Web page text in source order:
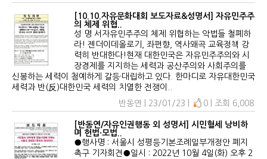
[10.10.자유문화대회 보도자료&성명서] 자유민주주
의 체제 위협..
성 명 서자유민주주의 체제 위협하는 악법들 철폐하
라! 젠더이데올로기, 좌편향, 역사왜곡 교육정책 강
력히 반대한다!현재 대한민국은 자유민주주의와 시
장경제를 지지하는 세력과 공산주의와 사회주의를
신봉하는 세력이 첨예하게 갈등·대립하고 있다. 한마디로 자유대한민국
세력과 반(反)대한민국 세력의 치열한 전쟁이..
반동연 | 23/01/23 |
0 | 조회 6,008
[반동연/자유인권행동 외 성명서] 시민혈세 낭비하
며 헌법·모법..
●행사명 : 서울시 성평등기본조례일부개정안 폐지
촉구 기자회견●일시 : 2022년 10월 4일(화) 오후 2